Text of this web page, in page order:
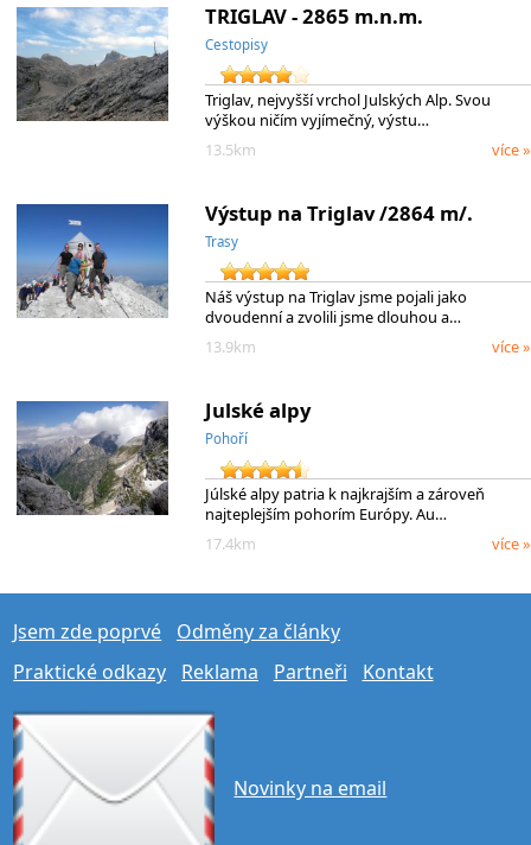
TRIGLAV - 2865 m.n.m.
Cestopisy
Triglav, nejvyšší vrchol Julských Alp. Svou
výškou ničím vyjímečný, výstu…
13.5km
více »
Výstup na Triglav /2864 m/.
Trasy
Náš výstup na Triglav jsme pojali jako
dvoudenní a zvolili jsme dlouhou a…
13.9km
více »
Julské alpy
Pohoří
Júlské alpy patria k najkrajším a zároveň
najteplejším pohorím Európy. Au…
17.4km
více »
Jsem zde poprvé
Odměny za články
Praktické odkazy
Reklama Partneři Kontakt
Novinky na email